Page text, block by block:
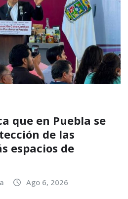
que en Puebla se
de las
espacios de
Ago 6, 2026